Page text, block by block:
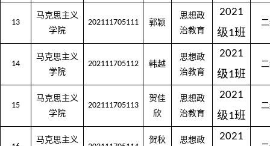
13
马克思主义
学院
202111705111 郭颖
思想政
治教育
2021
级1班
14
马克思主义
学院
202111705112 韩越
思想政
治教育
2021
级1班
15
马克思主义
学院
202111705113
贺佳
欣
思想政
治教育
2021
级1班
马克思主义
贺秋
思想政
2021